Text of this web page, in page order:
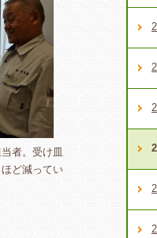
者。受け皿
ど減ってい